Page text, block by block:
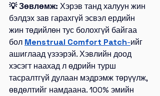
💡 Зөвлөмж: Хэрэв танд халуун жин
бэлдэх зав гарахгүй эсвэл ердийн
жин төдийлөн тус болохгүй байгаа
бол Menstrual Comfort Patch-ийг
ашиглаад үзээрэй. Хэвлийн доод
хэсэгт наахад л өдрийн турш
тасралтгүй дулаан мэдрэмж төрүүлж,
өвдөлтийг намдаана. 100% эмийн